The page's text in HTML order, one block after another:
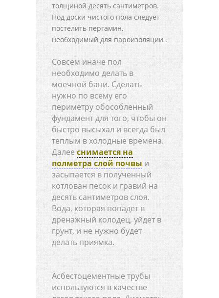
толщиной десять сантиметров.
Под доски чистого пола следует
постелить пергамин,
необходимый для пароизоляции .
Совсем иначе пол
необходимо делать в
моечной бани. Сделать
нужно по всему его
периметру обособленный
фундамент для того, чтобы он
быстро высыхал и всегда был
теплым в холодные времена.
Далее снимается на
полметра слой почвы и
засыпается в полученный
котлован песок и гравий на
десять сантиметров слоя.
Вода, которая попадет в
дренажный колодец, уйдет в
грунт, и не нужно будет
делать приямка.
Асбестоцементные трубы
используются в качестве